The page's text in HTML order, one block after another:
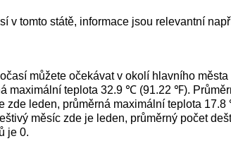
v tomto státě, informace jsou relevantní
můžete očekávat v okolí hlavního
maximální teplota 32.9 ℃ (91.22 ℉).
zde leden, průměrná maximální teplota
měsíc zde je leden, průměrný počet
je 0.